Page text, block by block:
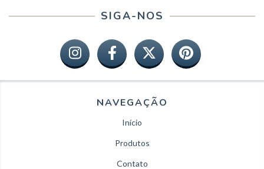
SIGA-NOS
NAVEGAÇÃO
Início
Produtos
Contato